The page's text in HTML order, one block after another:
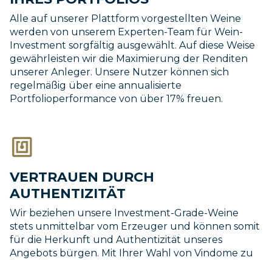
Alle auf unserer Plattform vorgestellten Weine
werden von unserem Experten-Team für Wein-
Investment sorgfältig ausgewählt. Auf diese Weise
gewährleisten wir die Maximierung der Renditen
unserer Anleger. Unsere Nutzer können sich
regelmäßig über eine annualisierte
Portfolioperformance von über 17% freuen.
VERTRAUEN DURCH
AUTHENTIZITÄT
Wir beziehen unsere Investment-Grade-Weine
stets unmittelbar vom Erzeuger und können somit
für die Herkunft und Authentizität unseres
Angebots bürgen. Mit Ihrer Wahl von Vindome zu